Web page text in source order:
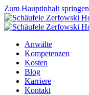
Zum Hauptinhalt springen
Anwälte
Kompetenzen
Kosten
Blog
Karriere
Kontakt